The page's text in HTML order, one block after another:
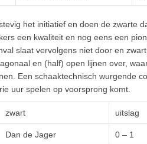
het initiatief en doen de zwarte
een kwaliteit en nog eens een
slaat vervolgens niet door en
en (half) open lijnen over,
Een schaaktechnisch wurgende
uur spelen op voorsprong komt.
zwart uitslag
Dan de Jager 0 – 1